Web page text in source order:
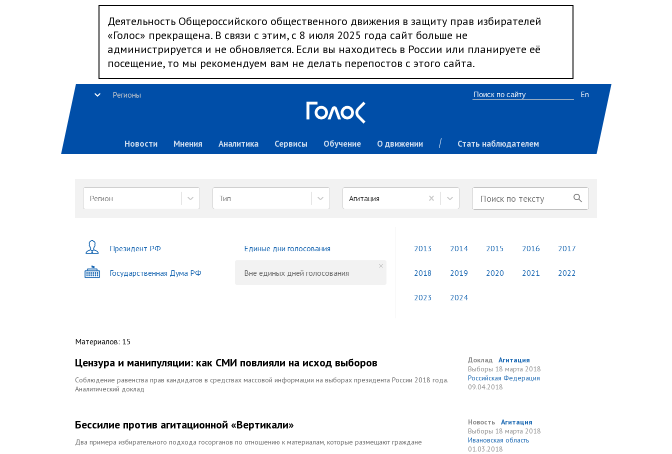
Деятельность Общероссийского общественного движения в защиту прав избирателей
«Голос» прекращена. В связи с этим, с 8 июля 2025 года сайт больше не
администрируется и не обновляется. Если вы находитесь в России или планируете её
посещение, то мы рекомендуем вам не делать перепостов с этого сайта.
Регионы
Новости Мнения Аналитика Сервисы Обучение О движении Стать наблюдателем
En
Регион Тип Агитация
Президент РФ
Государственная Дума РФ
Единые дни голосования
Вне единых дней голосования
2013 2014 2015 2016 2017
2018 2019 2020 2021 2022
2023 2024
Материалов: 15
Цензура и манипуляции: как СМИ повлияли на исход выборов
Соблюдение равенства прав кандидатов в средствах массовой информации на выборах президента России 2018 года.
Аналитический доклад
Доклад
Агитация
Выборы 18 марта 2018
Российская Федерация
09.04.2018
Бессилие против агитационной «Вертикали»
Два примера избирательного подхода госорганов по отношению к материалам, которые размещают граждане
Новость
Агитация
Выборы 18 марта 2018
Ивановская область
01.03.2018